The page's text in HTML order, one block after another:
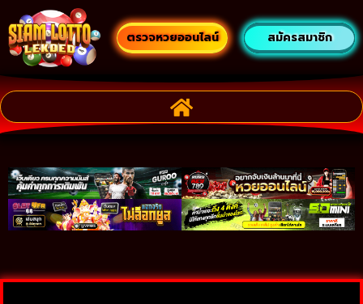
ตรวจหวยออนไลน์ สมัครสมาชิก